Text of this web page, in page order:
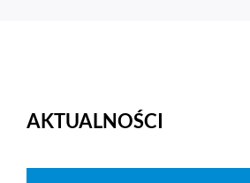
AKTUALNOŚCI